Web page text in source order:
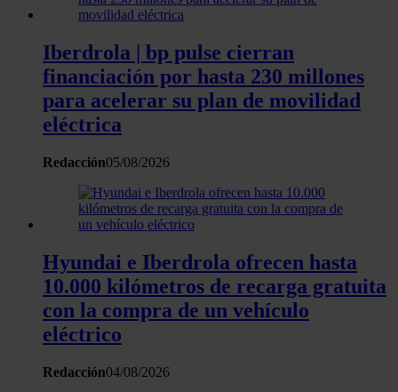
Iberdrola | bp pulse cierran
financiación por hasta 230 millones
para acelerar su plan de movilidad
eléctrica
Redacción05/08/2026
Hyundai e Iberdrola ofrecen hasta
10.000 kilómetros de recarga gratuita
con la compra de un vehículo
eléctrico
Redacción04/08/2026